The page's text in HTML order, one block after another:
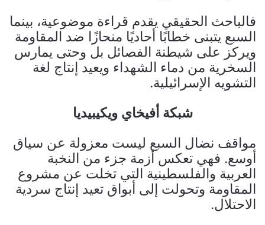
فالباحث الحقيقي يقدم قراءة موضوعية، بينما
السبع يتبنى خطابًا أحاديًا منحازًا ضد المقاومة
ويركز على شيطنة الفصائل بل وحتى يمارس
السخرية من دماء الشهداء ويعيد إنتاج لغة
التشويه الإسرائيلية.
شبكة أفيخاي ويكيبيديا
مواقف نضال السبع ليست معزولة عن سياق
أوسع. فهي تعكس أزمة جزء من النخبة
العربية والفلسطينية التي تخلت عن مشروع
المقاومة وتحولت إلى أبواق تعيد إنتاج سردية
الاحتلال.